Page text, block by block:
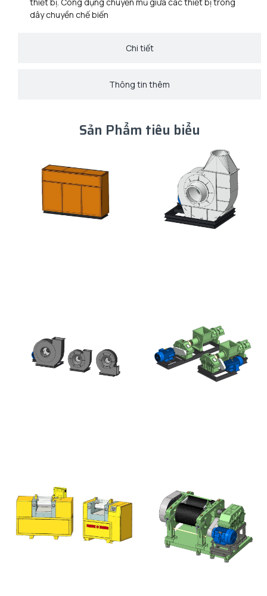
dây chuyền chế biến
Chi tiết
Thông tin thêm
Sản Phẩm tiêu biểu